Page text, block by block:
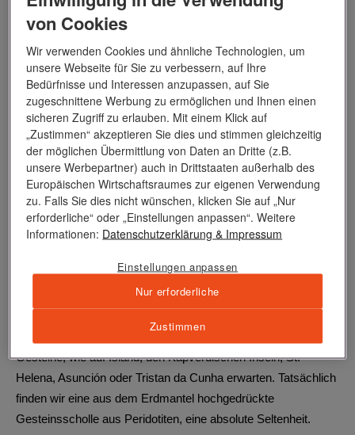
geduckte kleine Forschungsstation. Von der fünfköpfigen
Besatzung der Insel werden wir über Funk freundlich
empfangen und erhalten die Erlaubnis, mit unseren Zodiacs
die Insel zu erkunden. Das sollte sich als wirkliches
Abenteuer erweisen. Bei einem Schwell von fast drei Metern
muss die Crew schon all ihr nautisches Geschick zeigen,
um mit dem Scoutboot an einer Leiter des kleinen Stegs
anzulegen. Denn wir wollen unser Gastgeschenk
überreichen: frisches Obst, Gemüse und Salat.
Die jungen brasilianischen Forscher auf der Insel, vier Männer
und eine Frau, freuen sich überschwänglich über diese
Nahrung. Jeweils 15 Tage bleibt ein Team auf der Insel bis es
vom nächsten Team abgelöst wird. Die Inseln weisen eine
Gesteine, wie auf Island, den Kapverdischen Inseln, St.
Helena, Asunción oder Tristan da Cunha erwarten. Tatsächlich
finden wir eine aus dem Erdmantel hochgedrückte
Gesteinsscholle aus Peridotiten, eine absolute Seltenheit.
von Cookies
Wir verwenden Cookies und ähnliche Technologien, um
unsere Webseite für Sie zu verbessern, auf Ihre
Bedürfnisse und Interessen anzupassen, auf Sie
zugeschnittene Werbung zu ermöglichen und Ihnen einen
sicheren Zugriff zu erlauben. Mit einem Klick auf
„Zustimmen“ akzeptieren Sie dies und stimmen gleichzeitig
der möglichen Übermittlung von Daten an Dritte (z.B.
unsere Werbepartner) auch in Drittstaaten außerhalb des
Europäischen Wirtschaftsraumes zur eigenen Verwendung
zu. Falls Sie dies nicht wünschen, klicken Sie auf „Nur
erforderliche“ oder „Einstellungen anpassen“. Weitere
Informationen: Datenschutzerklärung & Impressum
Einstellungen anpassen
Nur erforderliche
Zustimmen